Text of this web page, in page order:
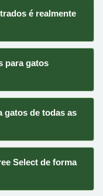
é realmente
para gatos
gatos de todas as
Select de forma